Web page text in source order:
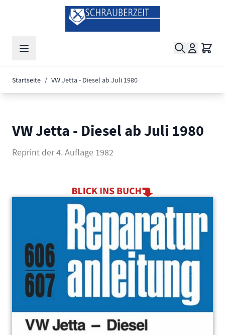
Zum Inhalt springen
Suche
Startseite / VW Jetta - Diesel ab Juli 1980
VW Jetta - Diesel ab Juli 1980
Reprint der 4. Auflage 1982
Click to view image in fullscreen